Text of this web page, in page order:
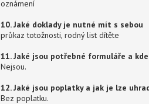
oznámení
10. Jaké doklady je nutné mít s sebou
průkaz totožnosti, rodný list dítěte
11. Jaké jsou potřebné formuláře a
Nejsou.
12. Jaké jsou poplatky a jak je lze
Bez poplatku.